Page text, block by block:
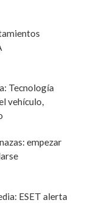
Tecnología
vehículo,
empezar
ESET alerta